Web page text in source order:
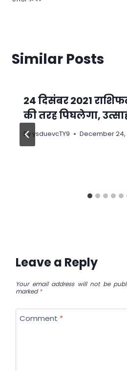
Similar Posts
24 दिसंबर 2021
की तरह पिघलेगा,
ByysduevcTY9 December 24,
Leave a Reply
Your email address will not be
marked*
Comment *